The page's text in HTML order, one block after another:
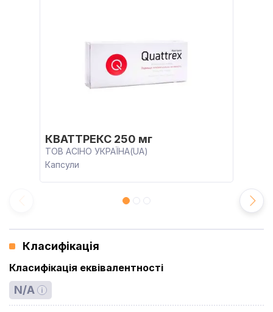
КВАТТРЕКС 250 мг
ТОВ АСІНО УКРАЇНА(UA)
Капсули
Класифікація
Класифікація еквівалентності
N/A